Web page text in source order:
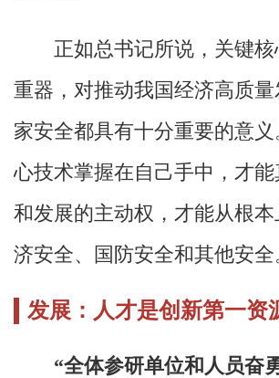
正如总书记所说，关键核
重器，对推动我国经济高质量
家安全都具有十分重要的意
心技术掌握在自己手中，才
和发展的主动权，才能从根
济安全、国防安全和其他安全
发展：人才是创新第一资
“全体参研单位和人员奋